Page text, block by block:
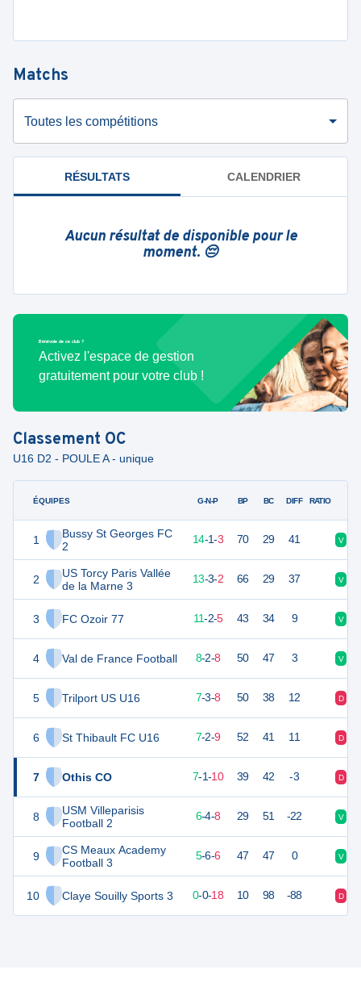
Matchs
Toutes les compétitions
RÉSULTATS CALENDRIER
Aucun résultat de disponible pour le
moment. 😔
Bénévole de ce club ?
Activez l'espace de gestion
gratuitement pour votre club !
Classement OC
U16 D2 - POULE A - unique
ÉQUIPES
1
Bussy St Georges FC
2
2
US Torcy Paris Vallée
de la Marne 3
3 FC Ozoir 77
4 Val de France Football
5 Trilport US U16
6 St Thibault FC U16
7 Othis CO
8
USM Villeparisis
Football 2
9
CS Meaux Academy
Football 3
10 Claye Souilly Sports 3
G-N-P BP BC DIFF RATIO
43 18 14-1-3 70 29 41 V
41 18 13-3-2 66 29 37 V
11-2-5 43 34 9 V
26 18 8-2-8 50 47 3 V
7-3-8 50 38 12 D
23 7-2-9 52 41 11 D
7-1-10 39 42 -3 D
22 6-4-8 29 51 -22 V
20 5-6-6 47 47 0 V
0 18 0-0-18 10 98 -88 D